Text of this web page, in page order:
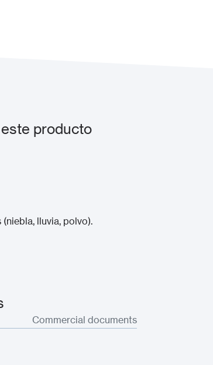
producto
lluvia, polvo).
Commercial documents